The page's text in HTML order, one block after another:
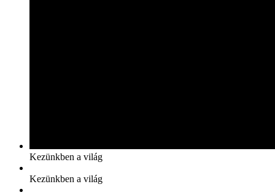
Kezünkben a világ
Kezünkben a világ